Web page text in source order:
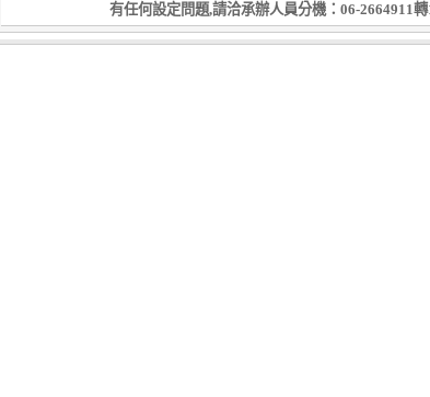
有任何設定問題,請洽承辦人員分機：06-2664911